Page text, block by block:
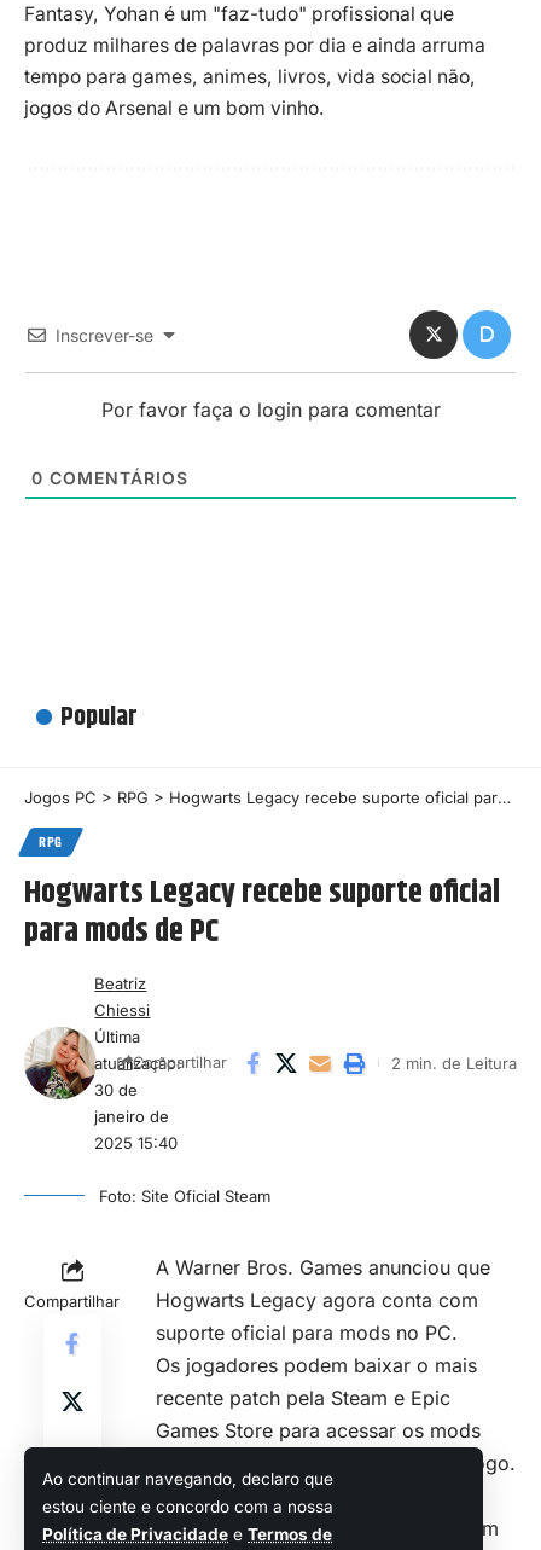
Ao continuar navegando, declaro que
estou ciente e concordo com a nossa
Política de Privacidade e Termos de
Fantasy, Yohan é um "faz-tudo" profissional que
produz milhares de palavras por dia e ainda arruma
tempo para games, animes, livros, vida social não,
jogos do Arsenal e um bom vinho.
Inscrever-se
Por favor faça o login para comentar
0 COMENTÁRIOS
Popular
Jogos PC > RPG > Hogwarts Legacy recebe suporte oficial para mods de PC
RPG
Hogwarts Legacy recebe suporte oficial
para mods de PC
Última
atualização:
30 de
janeiro de
2025 15:40
Beatriz
Chiessi
Compartilhar 2 min. de Leitura
Foto: Site Oficial Steam
Compartilhar
A Warner Bros. Games anunciou que
Hogwarts Legacy agora conta com
suporte oficial para mods no PC.
Os jogadores podem baixar o mais
recente patch pela Steam e Epic
Games Store para acessar os mods
diretamente no menu principal do jogo.
Além disso, aqueles que desejarem
criar seus próprios conteúdos podem